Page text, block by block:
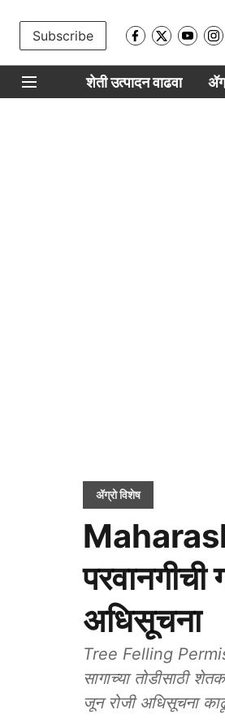
Subscribe
शेती उत्पादन वाढवा
ॲग्रो विशेष
अधिसूचना
Tree Felling
सागाच्या तोडीसाठी
जून रोजी अधिसूचना